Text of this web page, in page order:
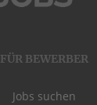
FÜR BEWERBER
Jobs suchen